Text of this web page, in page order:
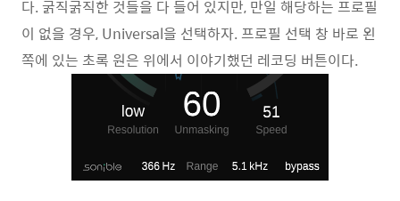
다. 굵직굵직한 것들을 다 들어 있지만, 만일 해당하는 프로필
이 없을 경우, Universal을 선택하자. 프로필 선택 창 바로 왼
쪽에 있는 초록 원은 위에서 이야기했던 레코딩 버튼이다.